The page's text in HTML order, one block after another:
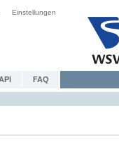
Einstellungen
FAQ